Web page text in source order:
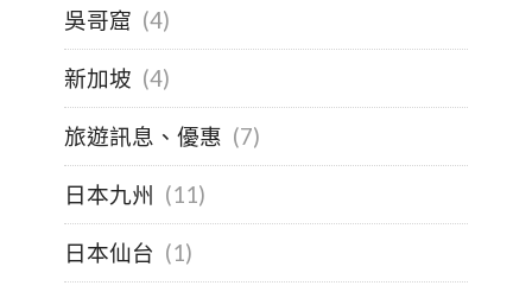
吳哥窟 (4)
新加坡 (4)
旅遊訊息、優惠 (7)
日本九州 (11)
日本仙台 (1)